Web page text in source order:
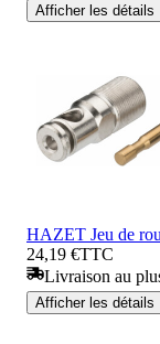
Afficher les détails
HAZET Jeu de
24,19 €TTC
Livraison au
Afficher les détails